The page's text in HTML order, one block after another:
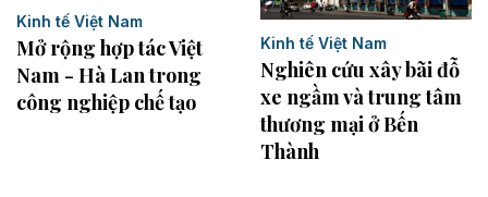
Kinh tế Việt Nam
Mở rộng hợp tác Việt
Nam - Hà Lan trong
công nghiệp chế tạo
Kinh tế Việt Nam
Nghiên cứu xây bãi đỗ
xe ngầm và trung tâm
thương mại ở Bến
Thành